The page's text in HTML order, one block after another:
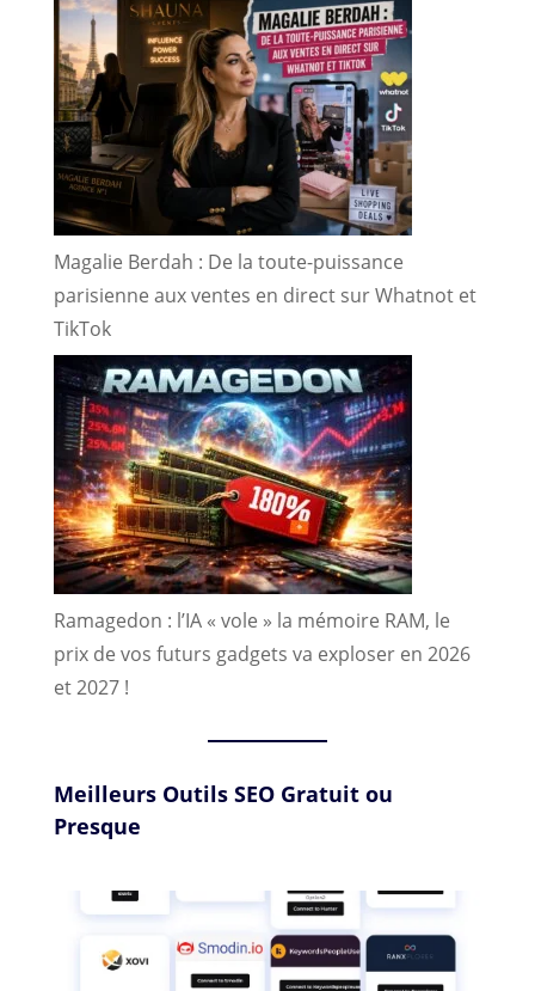
Magalie Berdah : De la toute-puissance
parisienne aux ventes en direct sur Whatnot et
TikTok
Ramagedon : l’IA « vole » la mémoire RAM, le
prix de vos futurs gadgets va exploser en 2026
et 2027 !
Meilleurs Outils SEO Gratuit ou
Presque